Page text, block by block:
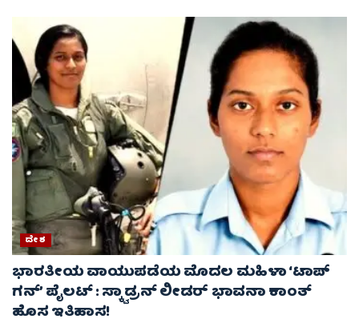
ದೇಶ
ಭಾರತೀಯ ವಾಯುಪಡೆಯ ಮೊದಲ ಮಹಿಳಾ ‘ಟಾಪ್
ಗನ್’ ಪೈಲಟ್ : ಸ್ಕ್ವಾಡ್ರನ್ ಲೀಡರ್ ಭಾವನಾ ಕಾಂತ್
ಹೊಸ ಇತಿಹಾಸ!